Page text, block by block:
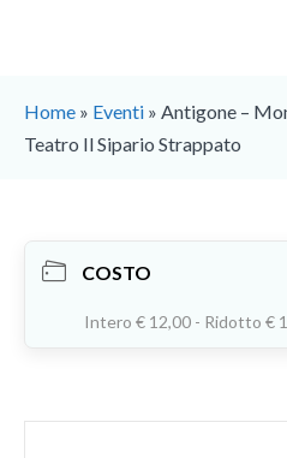
Home » Eventi » Antigone –
Teatro Il Sipario Strappato
COSTO
Intero € 12,00 - Ridotto €